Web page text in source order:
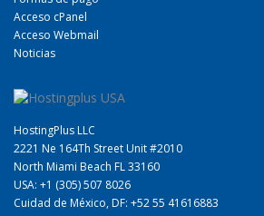
Acceso cPanel
Acceso Webmail
Noticias
HostingPlus LLC
2221 Ne 164Th Street Unit #2010
North Miami Beach FL 33160
USA: +1 (305) 507 8026
Cuidad de México, DF: +52 55 41616883